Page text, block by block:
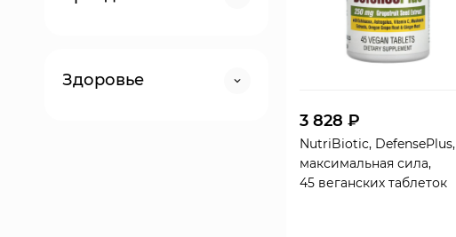
Здоровье
3 828 ₽
NutriBiotic, DefensePlus,
максимальная сила,
45 веганских таблеток